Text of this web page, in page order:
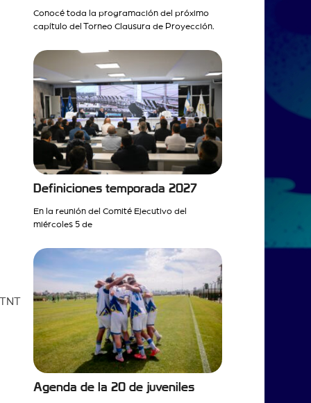
Conocé toda la programación del próximo
capítulo del Torneo Clausura de Proyección.
Definiciones temporada 2027
En la reunión del Comité Ejecutivo del
miércoles 5 de
Agenda de la 20 de juveniles